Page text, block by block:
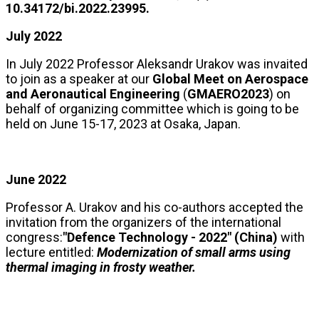
10.34172/bi.2022.23995.
July 2022
In July 2022 Professor Aleksandr Urakov was invaited
to join as a speaker at our Global Meet on Aerospace
and Aeronautical Engineering (GMAERO2023) on
behalf of organizing committee which is going to be
held on June 15-17, 2023 at Osaka, Japan.
June 2022
Professor A. Urakov and his co-authors accepted the
invitation from the organizers of the international
congress:"Defence Technology - 2022" (China) with
lecture entitled: Modernization of small arms using
thermal imaging in frosty weather.